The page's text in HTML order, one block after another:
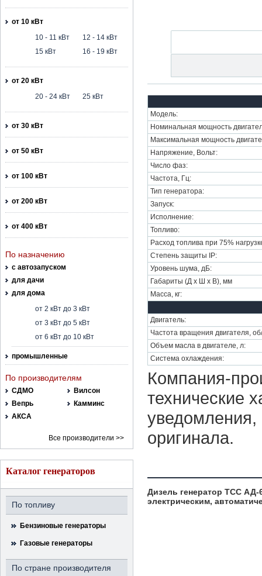
от 10 кВт
10 - 11 кВт
12 - 14 кВт
15 кВт
16 - 19 кВт
от 20 кВт
20 - 24 кВт
25 кВт
от 30 кВт
от 50 кВт
от 100 кВт
от 200 кВт
от 400 кВт
По назначению
с автозапуском
для дачи
для дома
от 2 кВт до 3 кВт
от 3 кВт до 5 кВт
от 6 кВт до 10 кВт
промышленные
По производителям
СДМО
Вилсон
Вепрь
Камминс
АКСА
Все производители >>
Каталог генераторов
По топливу
Бензиновые генераторы
Газовые генераторы
По стране производителя
Модель:
Номинальная мощность
Максимальная мощность
Напряжение, Вольт:
Число фаз:
Частота, Гц:
Тип генератора:
Запуск:
Исполнение:
Топливо:
Расход топлива при 75%
Степень защиты IP:
Уровень шума, дБ:
Габариты (Д х Ш х В), мм
Масса, кг:
Двигатель:
Частота вращения двигателя,
Объем масла в двигателе, л:
Система охлаждения:
Компания-
технические
уведомления,
оригинала.
Дизель генератор ТСС АД-
электрическим,